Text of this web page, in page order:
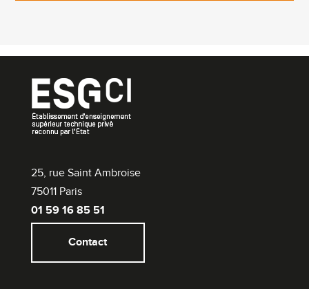
25, rue Saint Ambroise
75011 Paris
01 59 16 85 51
Contact